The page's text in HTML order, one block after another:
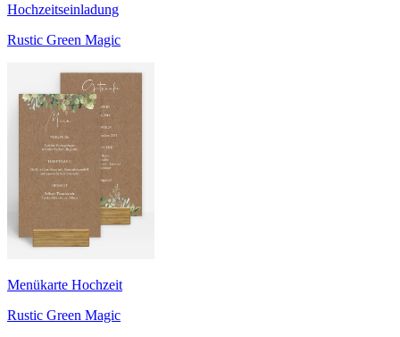
Hochzeitseinladung
Rustic Green Magic
Menükarte Hochzeit
Rustic Green Magic